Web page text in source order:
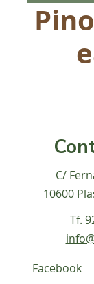
C/
10600
Tf.
Facebook